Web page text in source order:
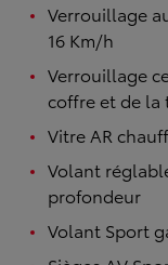
Verrouillage
16 Km/h
Verrouillage
coffre et de la
Vitre AR
Volant
profondeur
Volant Sport